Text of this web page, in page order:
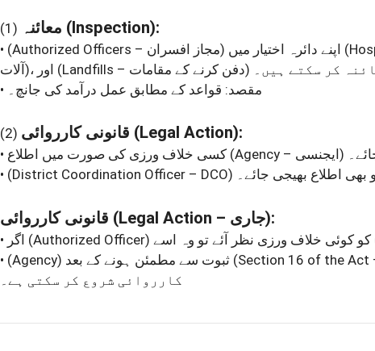
(1) (Inspection):
• (Authorized Officers – مجاز افسران)
آلات)
(Landfills – دفن کرنے کے مقامات)
کر سکتے ہیں۔
• مقصد: قواعد کے مطابق عمل درآمد کی جانچ۔
(2) (Legal Action):
(Agency – ایجنسی)
• (District Coordination Officer – DCO) بھی اطلاع بھیجی جائے۔
(Legal Action – جاری):
(Authorized Officer)
• (Agency)
کارروائی شروع کر سکتی ہے۔